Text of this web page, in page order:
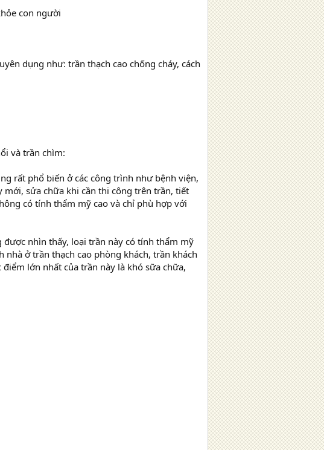
con người
dụng như: trần thạch cao chống cháy, cách
và trần chìm:
rất phổ biến ở các công trình như bệnh viện,
sửa chữa khi cần thi công trên trần, tiết
có tính thẩm mỹ cao và chỉ phù hợp với
được nhìn thấy, loại trần này có tính thẩm mỹ
ở trần thạch cao phòng khách, trần khách
lớn nhất của trần này là khó sữa chữa,